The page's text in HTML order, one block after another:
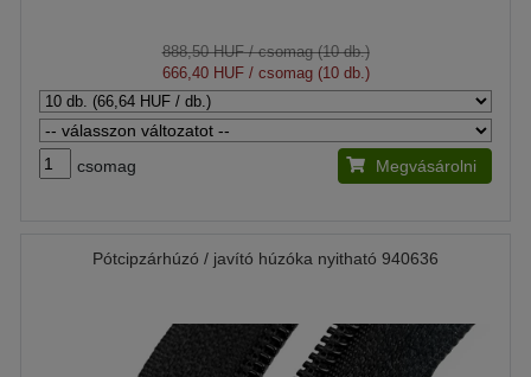
888,50 HUF/ csomag (10 db.)
666,40 HUF/ csomag (10 db.)
csomag Megvásárolni
Pótcipzárhúzó / javító húzóka nyitható 940636